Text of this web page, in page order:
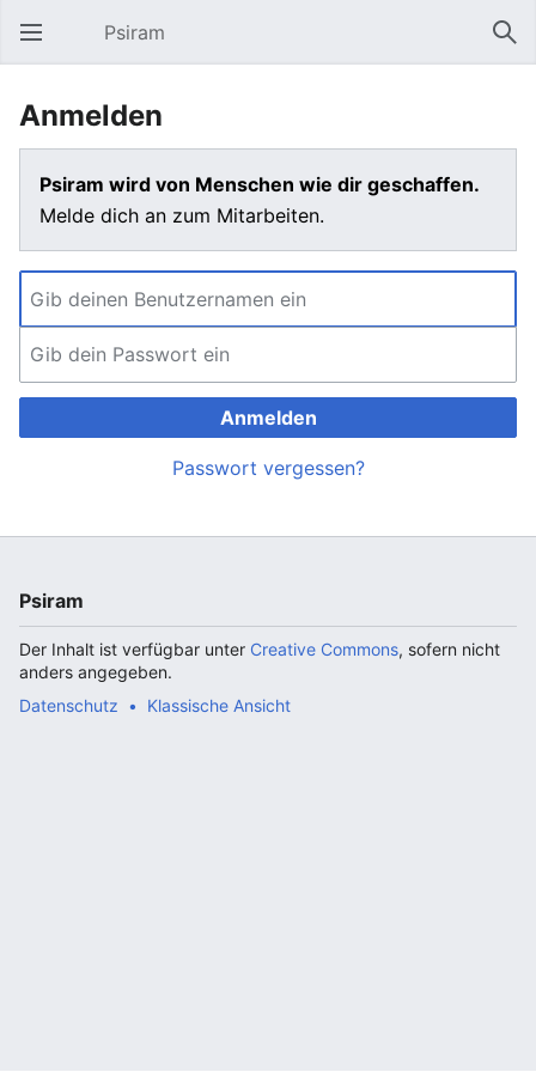
Hauptmenü öffnen Psiram
Anmelden
Psiram wird von Menschen wie dir geschaffen.
Melde dich an zum Mitarbeiten.
Anmelden
Passwort vergessen?
Psiram
Der Inhalt ist verfügbar unter Creative Commons, sofern nicht
anders angegeben.
Datenschutz
Klassische Ansicht